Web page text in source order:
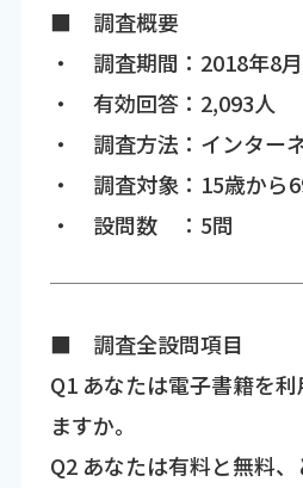
■ 調査概要
・ 調査期間：2018年8
・ 有効回答：2,093人
・ 調査方法：インター
・ 調査対象：15歳から
・ 設問数 ：5問
■ 調査全設問項目
Q1 あなたは電子書籍を
ますか。
Q2 あなたは有料と無料